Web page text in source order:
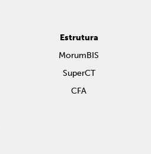
Estrutura
MorumBIS
SuperCT
CFA